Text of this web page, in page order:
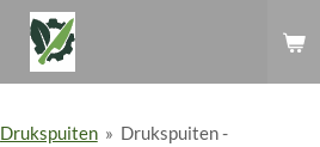
Drukspuiten » Drukspuiten -